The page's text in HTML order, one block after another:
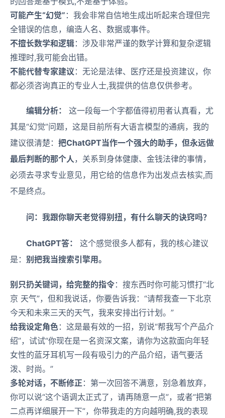
可能产生“幻觉” ：我会非常自信地生成出听起来合理但完
全错误的信息，编造人名、数据或事件。
不擅长数学和逻辑：涉及非常严谨的数学计算和复杂逻辑
推理时,我可能会出错。
不能代替专家建议 ：无论是法律、医疗还是投资建议，你
都必须咨询真正的专业人士,我提供的信息仅供参考。
编辑分析：
这一段每一个字都值得初用者认真看，尤
其是“幻觉”问题，这是目前所有大语言模型的通病，我的
建议很清楚： 把ChatGPT当作一个强大的助手，但永远做
最后判断的那个人，关系到身体健康、金钱法律的事情，
必须去寻求专业意见，用它给的信息作为出发点去核实,而
不是终点。
问：我跟你聊天老觉得别扭，有什么聊天的诀窍吗？
ChatGPT答：
这个感觉很多人都有，我的核心建议
是： 别把我当搜索引擎用。
别只扔关键词，给完整的指令：搜东西时你可能习惯打“北
京 天气”，但和我说话，你要告诉我：“请帮我查一下北京
今天和未来三天的天气，我来安排出行计划。”
给我设定角色：这是最有效的一招，别说“帮我写个产品介
绍”，试试“你现在是一名资深文案，请你为这款面向年轻
女性的蓝牙耳机写一段有吸引力的产品介绍，语气要活
泼、时尚。”
多轮对话，不断修正：第一次回答不满意，别急着放弃，
你可以说“这个语调太正式了，请再随意一点”，或者“把第
二点再详细展开一下”，你带我走的方向越明确,我的表现